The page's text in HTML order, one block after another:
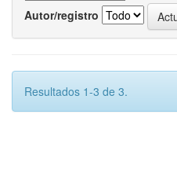
Autor/registro
Resultados 1-3 de 3.